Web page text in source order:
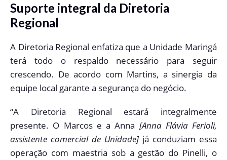
Suporte integral da Diretoria
Regional
A Diretoria Regional enfatiza que a Unidade Maringá
terá todo o respaldo necessário para seguir
crescendo. De acordo com Martins, a sinergia da
equipe local garante a segurança do negócio.
“A Diretoria Regional estará integralmente
presente. O Marcos e a Anna [Anna Flávia Ferioli,
assistente comercial de Unidade] já conduziam essa
operação com maestria sob a gestão do Pinelli, o